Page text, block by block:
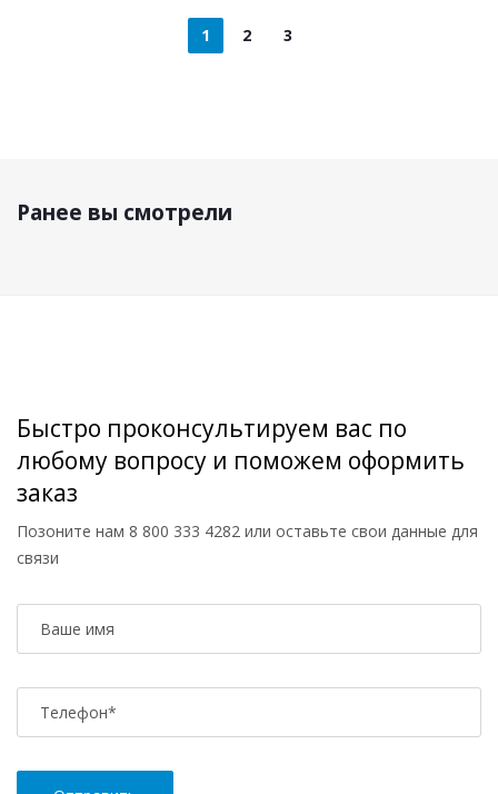
1 2 3
Ранее вы смотрели
Быстро проконсультируем вас по
любому вопросу и поможем оформить
заказ
Позоните нам 8 800 333 4282 или оставьте свои данные для
связи
Ваше имя
Телефон*